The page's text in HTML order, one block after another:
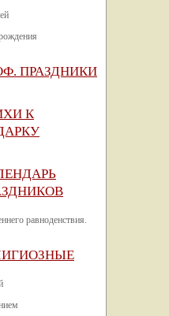
ПРАЗДНИКИ
К
равноденствия.